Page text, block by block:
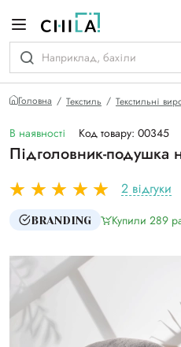
Головна Текстиль Текстильні
В наявності Код товару: 00345
Підголовник-подушка
2 відгуки
BRANDING Купили 289
гамі